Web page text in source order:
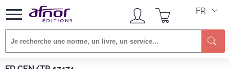
FR
Afnor EDITIONS Normes